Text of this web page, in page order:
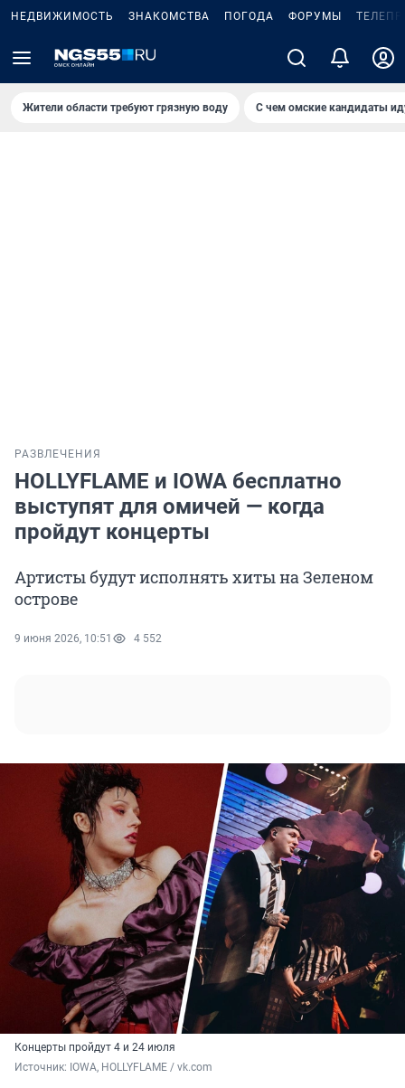
НЕДВИЖИМОСТЬ ЗНАКОМСТВА ПОГОДА ФОРУМЫ
Жители области требуют грязную воду С чем омские кандидаты
РАЗВЛЕЧЕНИЯ
HOLLYFLAME и IOWA бесплатно
выступят для омичей — когда
пройдут концерты
Артисты будут исполнять хиты на Зеленом
острове
9 июня 2026, 10:51 4 552
Концерты пройдут 4 и 24 июля
Источник: IOWA, HOLLYFLAME / vk.com